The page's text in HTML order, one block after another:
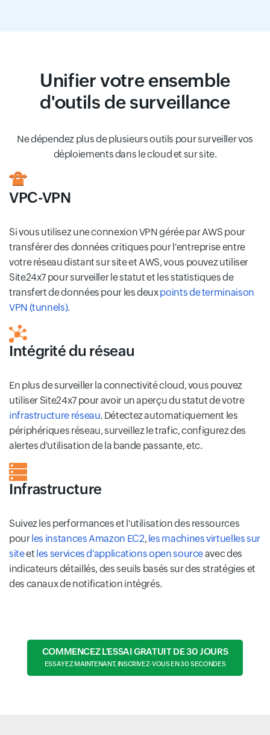
Unifier votre ensemble
d'outils de surveillance
Ne dépendez plus de plusieurs outils pour surveiller vos
déploiements dans le cloud et sur site.
VPC-VPN
Si vous utilisez une connexion VPN gérée par AWS pour
transférer des données critiques pour l'entreprise entre
votre réseau distant sur site et AWS, vous pouvez utiliser
Site24x7 pour surveiller le statut et les statistiques de
transfert de données pour les deuxpoints de terminaison
VPN (tunnels).
Intégrité du réseau
En plus de surveiller la connectivité cloud, vous pouvez
utiliser Site24x7 pour avoir un aperçu du statut de votre
infrastructure réseau. Détectez automatiquement les
périphériques réseau, surveillez le trafic, configurez des
alertes d'utilisation de la bande passante, etc.
Infrastructure
Suivez les performances et l'utilisation des ressources
pourles instances Amazon EC2,les machines virtuelles sur
siteet les services d'applications open sourceavec des
indicateurs détaillés, des seuils basés sur des stratégies et
des canaux de notification intégrés.
COMMENCEZ L'ESSAI GRATUIT DE 30 JOURS
ESSAYEZ MAINTENANT, INSCRIVEZ-VOUS EN 30 SECONDES